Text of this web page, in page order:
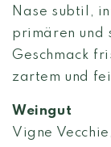
Nase subtil,
primären und
Geschmack
zartem und
Weingut
Vigne